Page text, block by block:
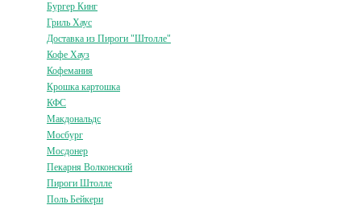
Бургер Кинг
Гриль Хаус
Доставка из Пироги "Штолле"
Кофе Хауз
Кофемания
Крошка картошка
КФС
Макдональдс
Мосбург
Мосдонер
Пекарня Волконский
Пироги Штолле
Поль Бейкери